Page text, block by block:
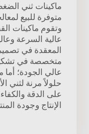
ماكينات ثني
متوفرة للبيع
وتقوم ماكينات
عالية السرعة
المعقدة في
متخصصة في
عالي الجودة؛ أما
حلولاً مرنة لثني
على الدقة
الإنتاج وجودة